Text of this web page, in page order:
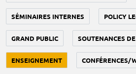
SÉMINAIRES INTERNES POLICY
GRAND PUBLIC SOUTENANCES
ENSEIGNEMENT CONFÉRENCES/